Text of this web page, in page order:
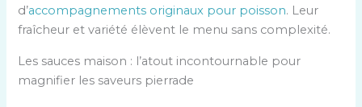
d’accompagnements originaux pour poisson. Leur
fraîcheur et variété élèvent le menu sans complexité.
Les sauces maison : l’atout incontournable pour
magnifier les saveurs pierrade